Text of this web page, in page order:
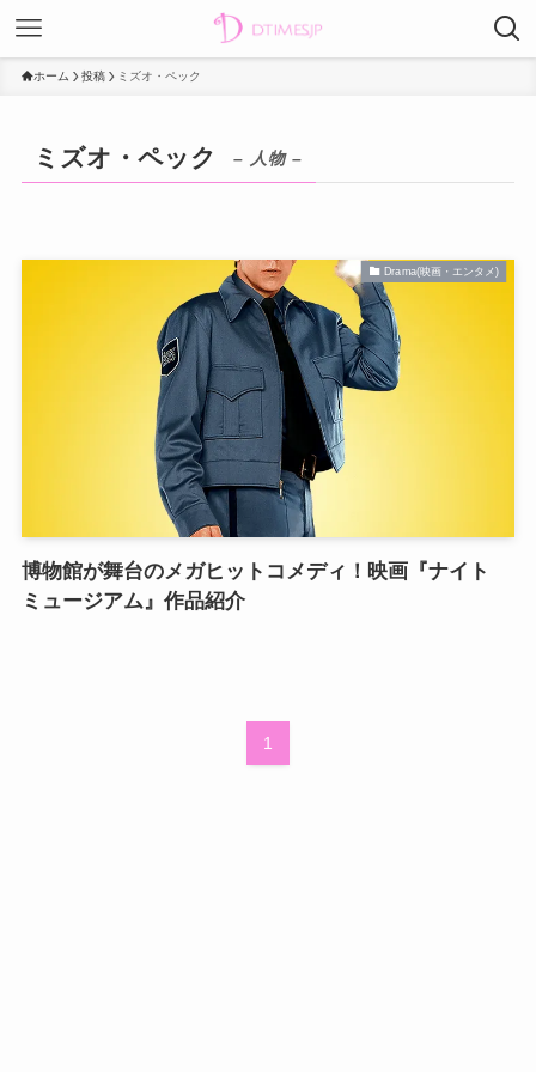
ホーム 投稿 ミズオ・ペック
ミズオ・ペック – 人物 –
Drama(映画・エンタメ)
博物館が舞台のメガヒットコメディ！映画『ナイト
ミュージアム』作品紹介
1